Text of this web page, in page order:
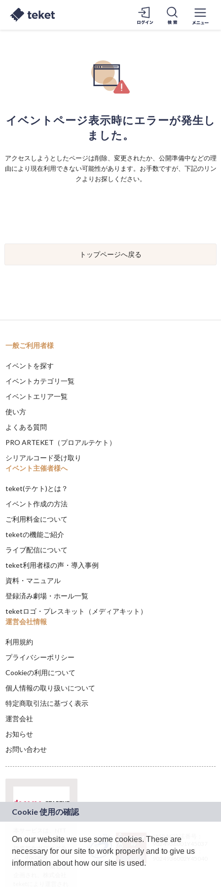
イベントページ表示時にエラーが発生し
ました。
アクセスしようとしたページは削除、変更されたか、公開準備中などの理
由により現在利用できない可能性があります。お手数ですが、下記のリン
クよりお探しください。
トップページへ戻る
一般ご利用者様
イベントを探す
イベントカテゴリ一覧
イベントエリア一覧
使い方
よくある質問
PRO ARTEKET（プロアルテケト）
シリアルコード受け取り
イベント主催者様へ
teket(テケト)とは？
イベント作成の方法
ご利用料金について
teketの機能ご紹介
ライブ配信について
teket利用者様の声・導入事例
資料・マニュアル
登録済み劇場・ホール一覧
teketロゴ・プレスキット（メディアキット）
運営会社情報
利用規約
プライバシーポリシー
Cookieの利用について
個人情報の取り扱いについて
特定商取引法に基づく表示
運営会社
お知らせ
お問い合わせ
ドコモグループの新
規事業創出プログラ
ム「docomo
STARTUP」を通じて
JASRAC許諾番号：
9024936001Y45037
JASRAC許諾番号：
On our website we use some cookies. These are
necessary for our site to work properly and to give us
information about how our site is used.